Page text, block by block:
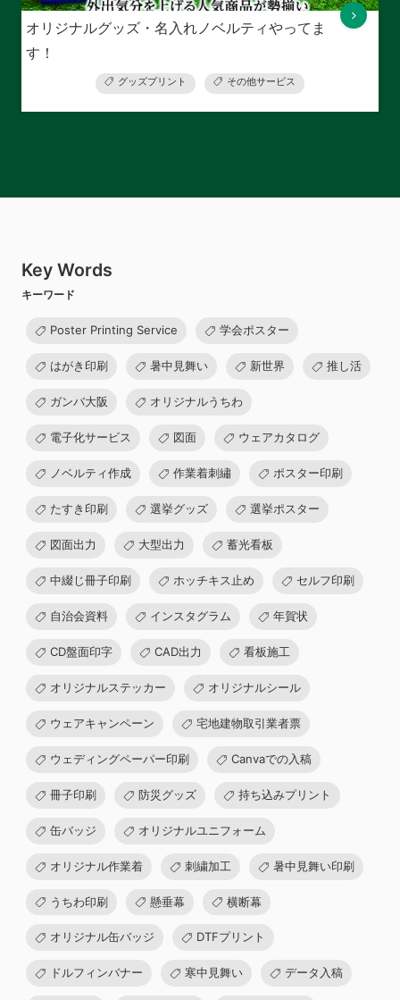
オリジナルグッズ・名入れノベルティやってま
す！
グッズプリント その他サービス
Key Words
キーワード
Poster Printing Service 学会ポスター
はがき印刷 暑中見舞い 新世界 推し活
ガンバ大阪 オリジナルうちわ
電子化サービス 図面 ウェアカタログ
ノベルティ作成 作業着刺繡 ポスター印刷
たすき印刷 選挙グッズ 選挙ポスター
図面出力 大型出力 蓄光看板
中綴じ冊子印刷 ホッチキス止め セルフ印刷
自治会資料 インスタグラム 年賀状
CD盤面印字 CAD出力 看板施工
オリジナルステッカー オリジナルシール
ウェアキャンペーン 宅地建物取引業者票
ウェディングペーパー印刷 Canvaでの入稿
冊子印刷 防災グッズ 持ち込みプリント
缶バッジ オリジナルユニフォーム
オリジナル作業着 刺繍加工 暑中見舞い印刷
うちわ印刷 懸垂幕 横断幕
オリジナル缶バッジ DTFプリント
ドルフィンバナー 寒中見舞い データ入稿